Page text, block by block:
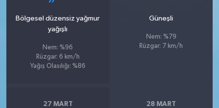
Bölgesel düzensiz yağmur
yağışlı
Nem: %96
Rüzgar: 6 km/h
Yağış Olasılığı: %86
Güneşli
Nem: %79
Rüzgar: 7 km/h
27 MART 28 MART